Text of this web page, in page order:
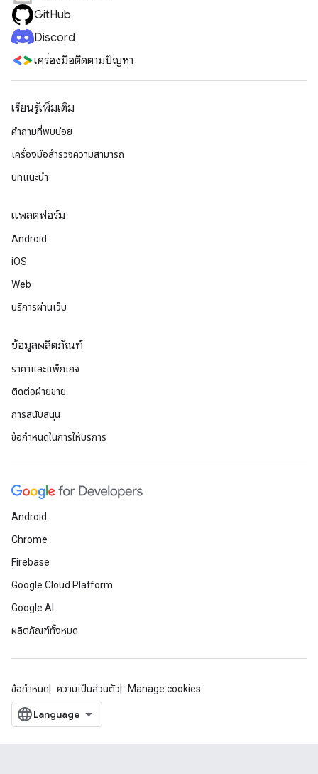
GitHub
Discord
เครื่องมือติดตามปัญหา
เรียนรู้เพิ่มเติม
คำถามที่พบบ่อย
เครื่องมือสำรวจความสามารถ
บทแนะนำ
แพลตฟอร์ม
Android
iOS
Web
บริการผ่านเว็บ
ข้อมูลผลิตภัณฑ์
ราคาและแพ็กเกจ
ติดต่อฝ่ายขาย
การสนับสนุน
ข้อกำหนดในการให้บริการ
Android
Chrome
Firebase
Google Cloud Platform
Google AI
ผลิตภัณฑ์ทั้งหมด
ข้อกำหนด ความเป็นส่วนตัว Manage cookies